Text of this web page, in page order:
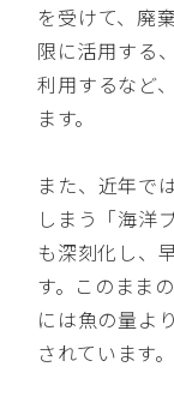
を受けて、廃
限に活用する
利用するなど
ます。
また、近年で
しまう「海洋
も深刻化し、
す。このまま
には魚の量よ
されています。